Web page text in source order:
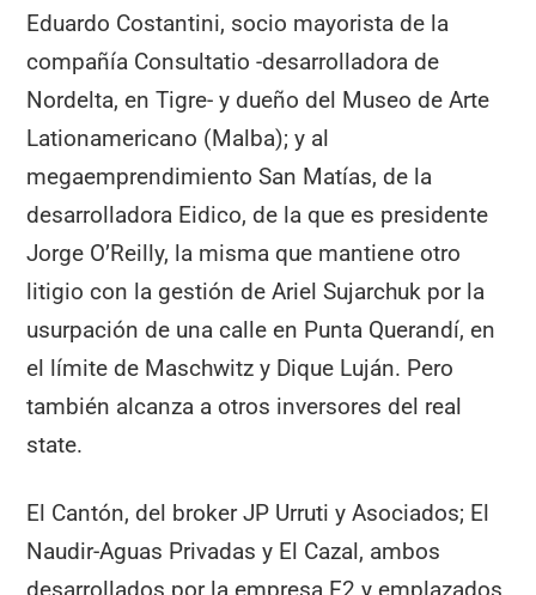
Eduardo Costantini, socio mayorista de la
compañía Consultatio -desarrolladora de
Nordelta, en Tigre- y dueño del Museo de Arte
Lationamericano (Malba); y al
megaemprendimiento San Matías, de la
desarrolladora Eidico, de la que es presidente
Jorge O’Reilly, la misma que mantiene otro
litigio con la gestión de Ariel Sujarchuk por la
usurpación de una calle en Punta Querandí, en
el límite de Maschwitz y Dique Luján. Pero
también alcanza a otros inversores del real
state.
El Cantón, del broker JP Urruti y Asociados; El
Naudir-Aguas Privadas y El Cazal, ambos
desarrollados por la empresa E2 y emplazados